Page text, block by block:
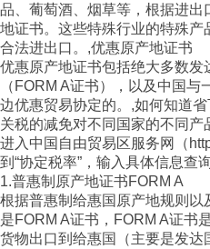
品、葡萄酒、烟草等，根据进
地证书。这些特殊行业的特殊
合法进出口。,优惠原产地证书
优惠原产地证书包括绝大多数
（FORM A证书），以及中国
边优惠贸易协定的。,如何知道省
关税的减免对不同国家的不同产
进入中国自由贸易区服务网（
到“协定税率”，输入具体信息查询
1.普惠制原产地证书FORM A
根据普惠制给惠国原产地规则
是FORM A证书，FORM A证书
货物出口到给惠国（主要是发